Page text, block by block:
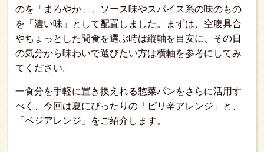
のを「まろやか」、ソース味やスパイス系の味のもの
を「濃い味」として配置しました。まずは、空腹具合
やちょっとした間食を選ぶ時は縦軸を目安に、その日
の気分から味わいで選びたい方は横軸を参考にしてみ
てください。
一食分を手軽に置き換えれる惣菜パンをさらに活用す
べく、今回は夏にぴったりの「ピリ辛アレンジ」と、
「ベジアレンジ」をご紹介します。